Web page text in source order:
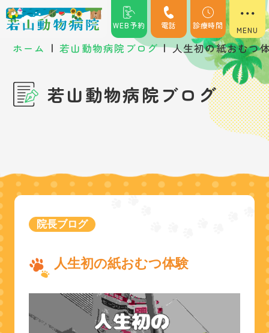
WEB予約 電話 診療時間
ホーム | 若山動物病院ブログ | 人生初の紙おむつ
若山動物病院ブログ
院長ブログ
人生初の紙おむつ体験